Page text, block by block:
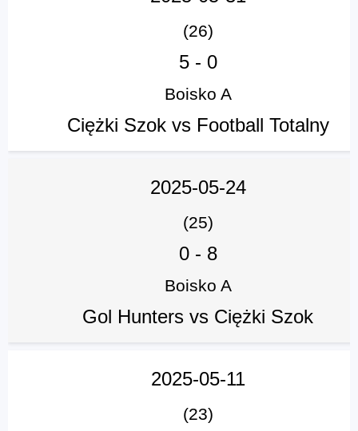
(26)
5- 0
Boisko A
Ciężki Szok vs Football Totalny
2025-05-24
(25)
0- 8
Boisko A
Gol Hunters vs Ciężki Szok
2025-05-11
(23)